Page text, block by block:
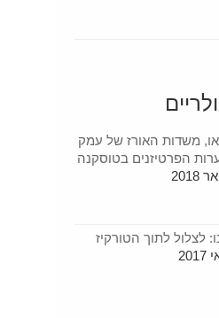
משדות האורז של עמק
הפרטיזנים בטוסקנה
לצלול לתוך הטורקיז